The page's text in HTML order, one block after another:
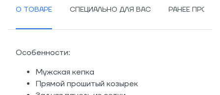
О ТОВАРЕ СПЕЦИАЛЬНО ДЛЯ ВАС РАНЕЕ
Особенности:
Мужская кепка
Прямой прошитый козырек